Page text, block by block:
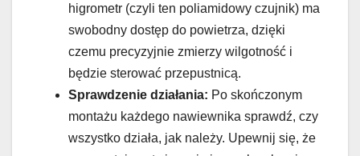
higrometr (czyli ten poliamidowy czujnik) ma
swobodny dostęp do powietrza, dzięki
czemu precyzyjnie zmierzy wilgotność i
będzie sterować przepustnicą.
Sprawdzenie działania: Po skończonym
montażu każdego nawiewnika sprawdź, czy
wszystko działa, jak należy. Upewnij się, że